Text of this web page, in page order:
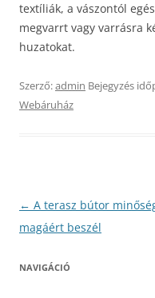
textíliák, a vászontól
megvarrt vagy varrásra
huzatokat.
Szerző:admin Bejegyzés
Webáruház
Bejegyzés
navigáció
← A terasz bútor
magáért beszél
NAVIGÁCIÓ